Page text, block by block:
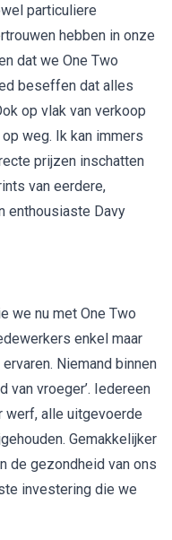
particuliere
hebben in onze
dat we One Two
beseffen dat alles
op vlak van verkoop
weg. Ik kan immers
prijzen inschatten
van eerdere,
enthousiaste Davy
we nu met One Two
enkel maar
Niemand binnen
van vroeger’. Iedereen
werf, alle uitgevoerde
Gemakkelijker
de gezondheid van ons
investering die we